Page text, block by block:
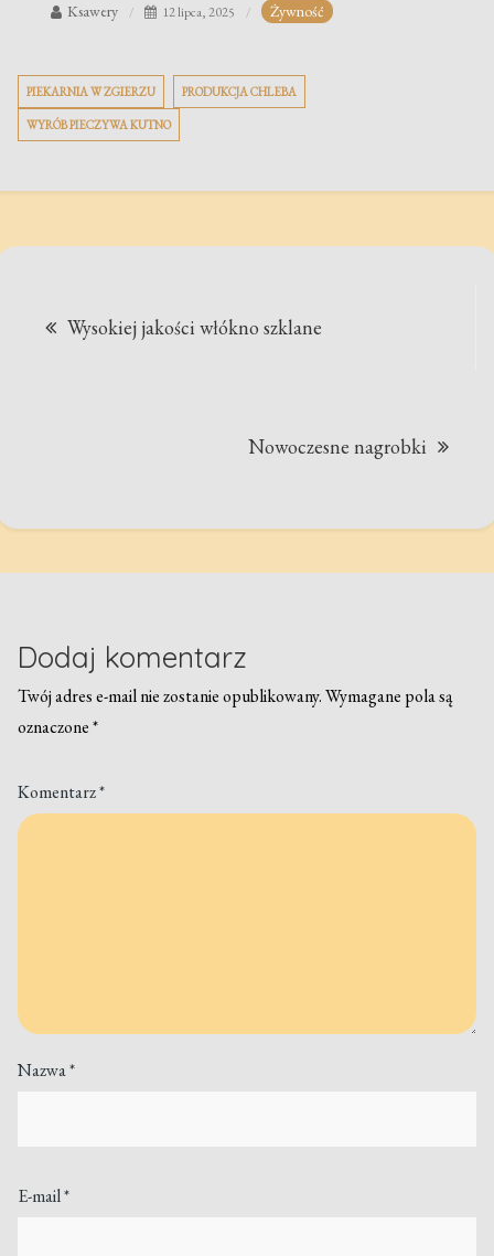
Ksawery 12 lipca, 2025 Żywność
PIEKARNIA W ZGIERZU PRODUKCJA CHLEBA
WYRÓB PIECZYWA KUTNO
wpisu
Wysokiej jakości włókno szklane
Nowoczesne nagrobki
Dodaj komentarz
Twój adres e-mail nie zostanie opublikowany. Wymagane pola są
oznaczone*
Komentarz*
Nazwa*
E-mail*